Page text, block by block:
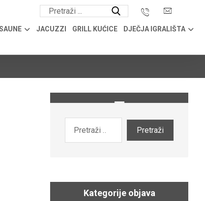
JACUZZI GRILL KUĆICE
DJEČJA IGRALIŠTA
Kategorije objava